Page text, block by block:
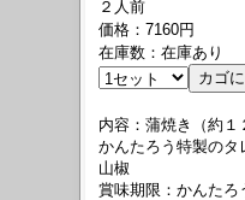
２人前
価格：7160円
在庫数：在庫あり
内容：蒲焼き（約１
かんたろう特製のタ
山椒
賞味期限：かんたろ